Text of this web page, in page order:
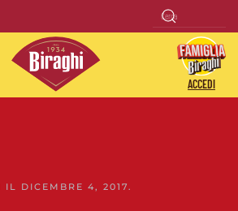
ACCEDI
IL DICEMBRE 4, 2017.